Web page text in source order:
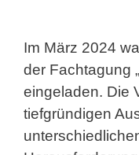
Im März 2024
der Fachtagung
eingeladen. Die
tiefgründigen